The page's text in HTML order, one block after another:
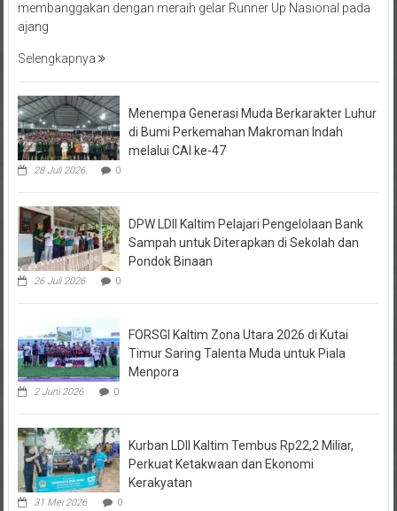
membanggakan dengan meraih gelar Runner Up Nasional pada
ajang
Selengkapnya
Menempa Generasi Muda Berkarakter Luhur
di Bumi Perkemahan Makroman Indah
melalui CAI ke-47
28 Juli 2026 0
DPW LDII Kaltim Pelajari Pengelolaan Bank
Sampah untuk Diterapkan di Sekolah dan
Pondok Binaan
26 Juli 2026 0
FORSGI Kaltim Zona Utara 2026 di Kutai
Timur Saring Talenta Muda untuk Piala
Menpora
2 Juni 2026 0
Kurban LDII Kaltim Tembus Rp22,2 Miliar,
Perkuat Ketakwaan dan Ekonomi
Kerakyatan
31 Mei 2026 0